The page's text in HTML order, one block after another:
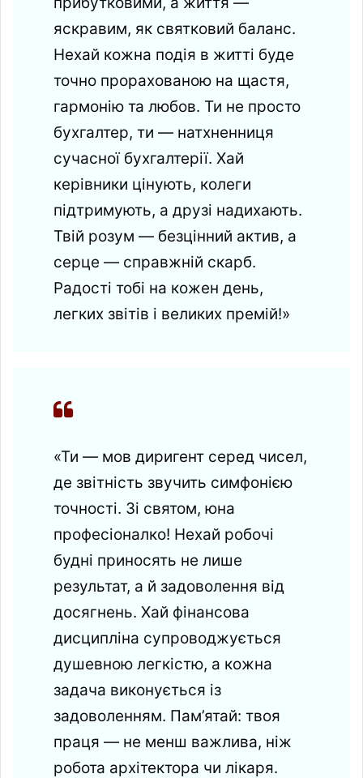
яскравим, як святковий баланс.
Нехай кожна подія в житті буде
точно прорахованою на щастя,
гармонію та любов. Ти не просто
бухгалтер, ти — натхненниця
сучасної бухгалтерії. Хай
керівники цінують, колеги
підтримують, а друзі надихають.
Твій розум — безцінний актив, а
серце — справжній скарб.
Радості тобі на кожен день,
легких звітів і великих премій!»
«Ти — мов диригент серед чисел,
де звітність звучить симфонією
точності. Зі святом, юна
професіоналко! Нехай робочі
будні приносять не лише
результат, а й задоволення від
досягнень. Хай фінансова
дисципліна супроводжується
душевною легкістю, а кожна
задача виконується із
задоволенням. Пам’ятай: твоя
праця — не менш важлива, ніж
робота архітектора чи лікаря.